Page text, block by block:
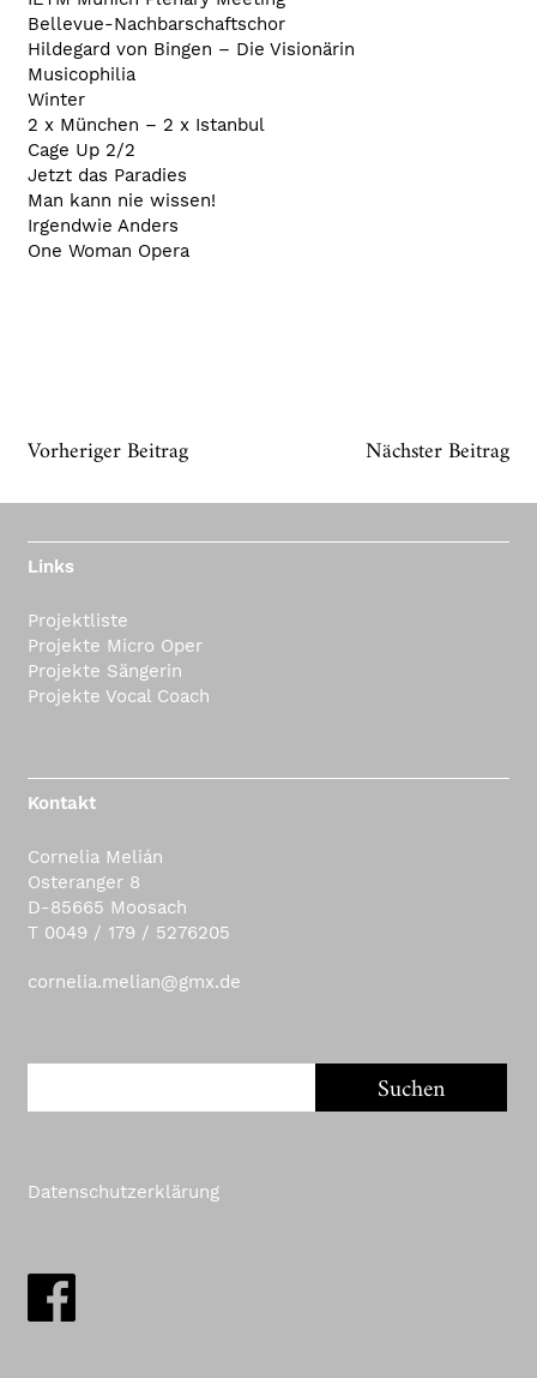
Bellevue-Nachbarschaftschor
Hildegard von Bingen – Die Visionärin
Musicophilia
Winter
2 x München – 2 x Istanbul
Cage Up 2/2
Jetzt das Paradies
Man kann nie wissen!
Irgendwie Anders
One Woman Opera
Vorheriger Beitrag Nächster Beitrag
Links
Projektliste
Projekte Micro Oper
Projekte Sängerin
Projekte Vocal Coach
Kontakt
Cornelia Melián
Osteranger 8
D-85665 Moosach
T 0049 / 179 / 5276205
cornelia.melian@gmx.de
Datenschutzerklärung